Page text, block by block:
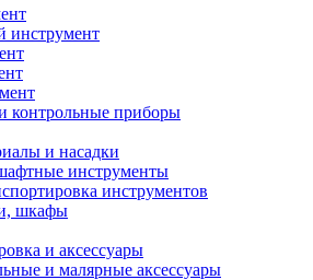
инструмент
контрольные приборы
и насадки
инструменты
инструментов
шкафы
и аксессуары
и малярные аксессуары